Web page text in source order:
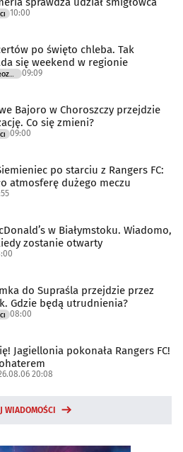
10:00
po święto chleba. Tak
się weekend w regionie
09:09
Bajoro w Choroszczy przejdzie
Co się zmieni?
09:00
po starciu z Rangers FC:
atmosferę dużego meczu
w Białymstoku. Wiadomo,
zostanie otwarty
do Supraśla przejdzie przez
Gdzie będą utrudnienia?
08:00
Jagiellonia pokonała Rangers FC!
20:08
WIADOMOŚCI